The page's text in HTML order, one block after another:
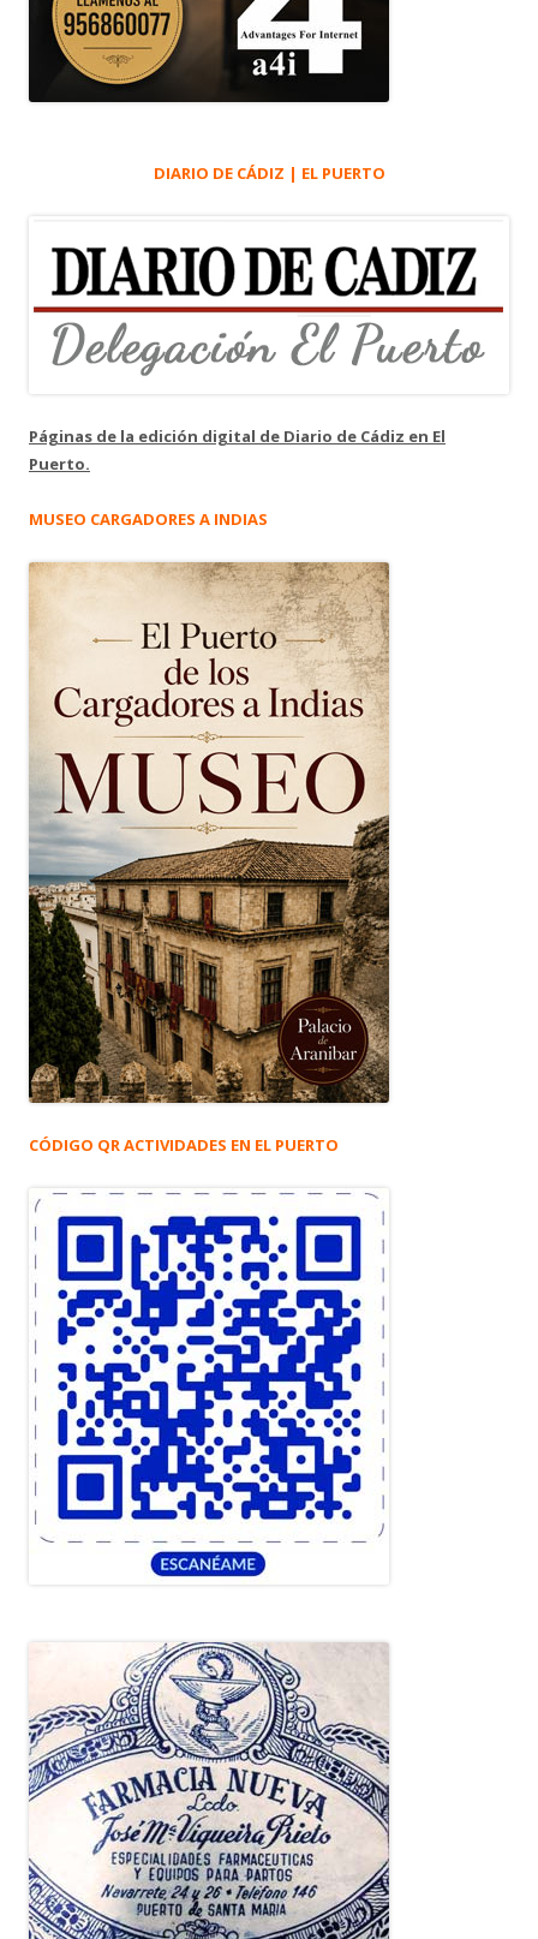
DIARIO DE CÁDIZ | EL PUERTO
Páginas de la edición digital de Diario de Cádiz en El
Puerto.
MUSEO CARGADORES A INDIAS
CÓDIGO QR ACTIVIDADES EN EL PUERTO